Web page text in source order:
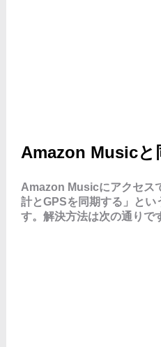
Amazon Musicと
Amazon Musicにアクセス
計とGPSを同期する」とい
す。解決方法は次の通りで